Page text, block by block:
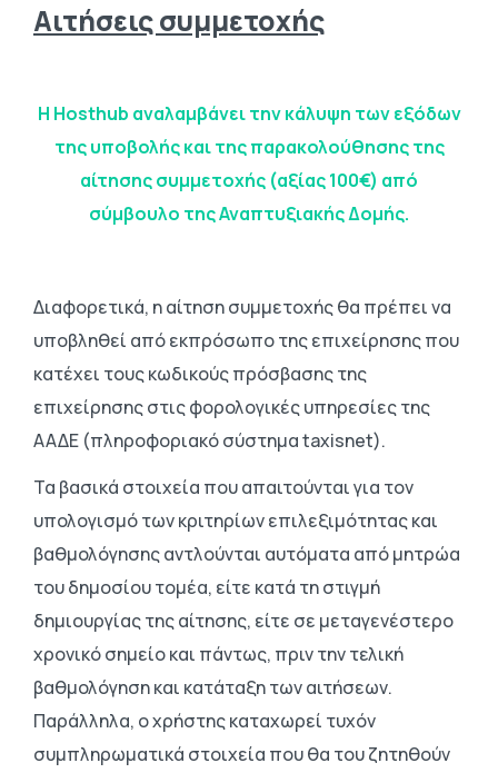
Aιτήσεις συμμετοχής
Η Hosthub αναλαμβάνει την κάλυψη των εξόδων
της υποβολής και της παρακολούθησης της
αίτησης συμμετοχής (αξίας 100€) από
σύμβουλο της Αναπτυξιακής Δομής.
Διαφορετικά, η αίτηση συμμετοχής θα πρέπει να
υποβληθεί από εκπρόσωπο της επιχείρησης που
κατέχει τους κωδικούς πρόσβασης της
επιχείρησης στις φορολογικές υπηρεσίες της
ΑΑΔΕ (πληροφοριακό σύστημα taxisnet).
Τα βασικά στοιχεία που απαιτούνται για τον
υπολογισμό των κριτηρίων επιλεξιμότητας και
βαθμολόγησης αντλούνται αυτόματα από μητρώα
του δημοσίου τομέα, είτε κατά τη στιγμή
δημιουργίας της αίτησης, είτε σε μεταγενέστερο
χρονικό σημείο και πάντως, πριν την τελική
βαθμολόγηση και κατάταξη των αιτήσεων.
Παράλληλα, ο χρήστης καταχωρεί τυχόν
συμπληρωματικά στοιχεία που θα του ζητηθούν